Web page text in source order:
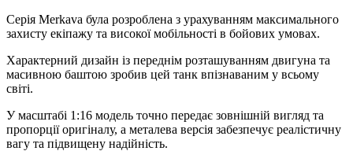
Серія Merkava була розроблена з урахуванням максимального
захисту екіпажу та високої мобільності в бойових умовах.
Характерний дизайн із переднім розташуванням двигуна та
масивною баштою зробив цей танк впізнаваним у всьому
світі.
У масштабі 1:16 модель точно передає зовнішній вигляд та
пропорції оригіналу, а металева версія забезпечує реалістичну
вагу та підвищену надійність.